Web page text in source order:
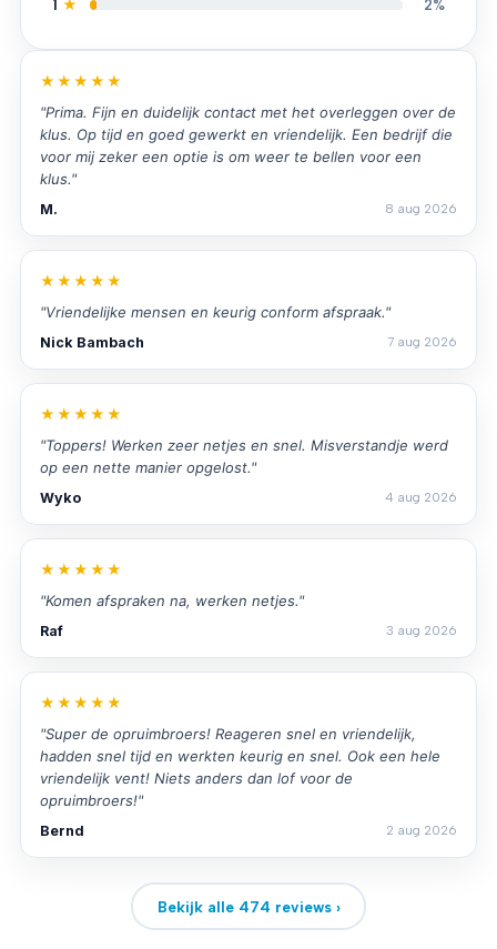
1 ★ 2%
★★★★★
"Prima. Fijn en duidelijk contact met het overleggen over de
klus. Op tijd en goed gewerkt en vriendelijk. Een bedrijf die
voor mij zeker een optie is om weer te bellen voor een
klus."
M. 8 aug 2026
★★★★★
"Vriendelijke mensen en keurig conform afspraak."
Nick Bambach 7 aug 2026
★★★★★
"Toppers! Werken zeer netjes en snel. Misverstandje werd
op een nette manier opgelost."
Wyko 4 aug 2026
★★★★★
"Komen afspraken na, werken netjes."
Raf 3 aug 2026
★★★★★
"Super de opruimbroers! Reageren snel en vriendelijk,
hadden snel tijd en werkten keurig en snel. Ook een hele
vriendelijk vent! Niets anders dan lof voor de
opruimbroers!"
Bernd 2 aug 2026
Bekijk alle 474 reviews ›